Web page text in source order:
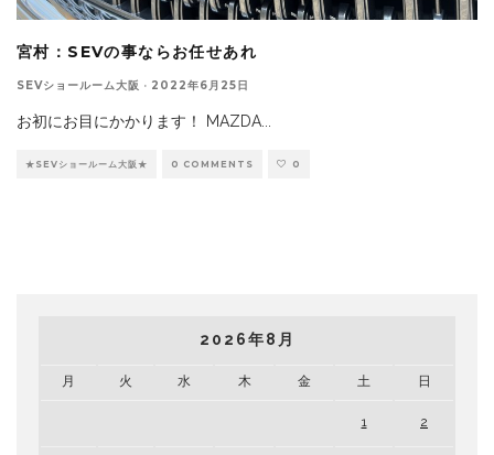
宮村：SEVの事ならお任せあれ
SEVショールーム大阪 · 2022年6月25日
お初にお目にかかります！ MAZDA...
★SEVショールーム大阪★ 0 COMMENTS 0
2026年8月
月 火 水 木 金 土 日
1 2